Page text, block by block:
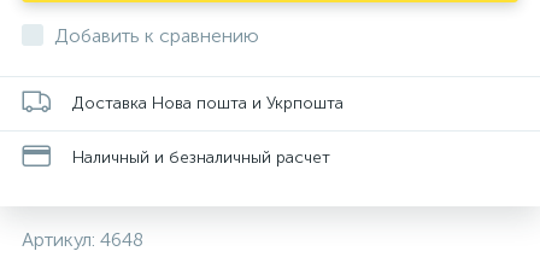
Добавить к сравнению
Доставка Нова пошта и Укрпошта
Наличный и безналичный расчет
Артикул: 4648